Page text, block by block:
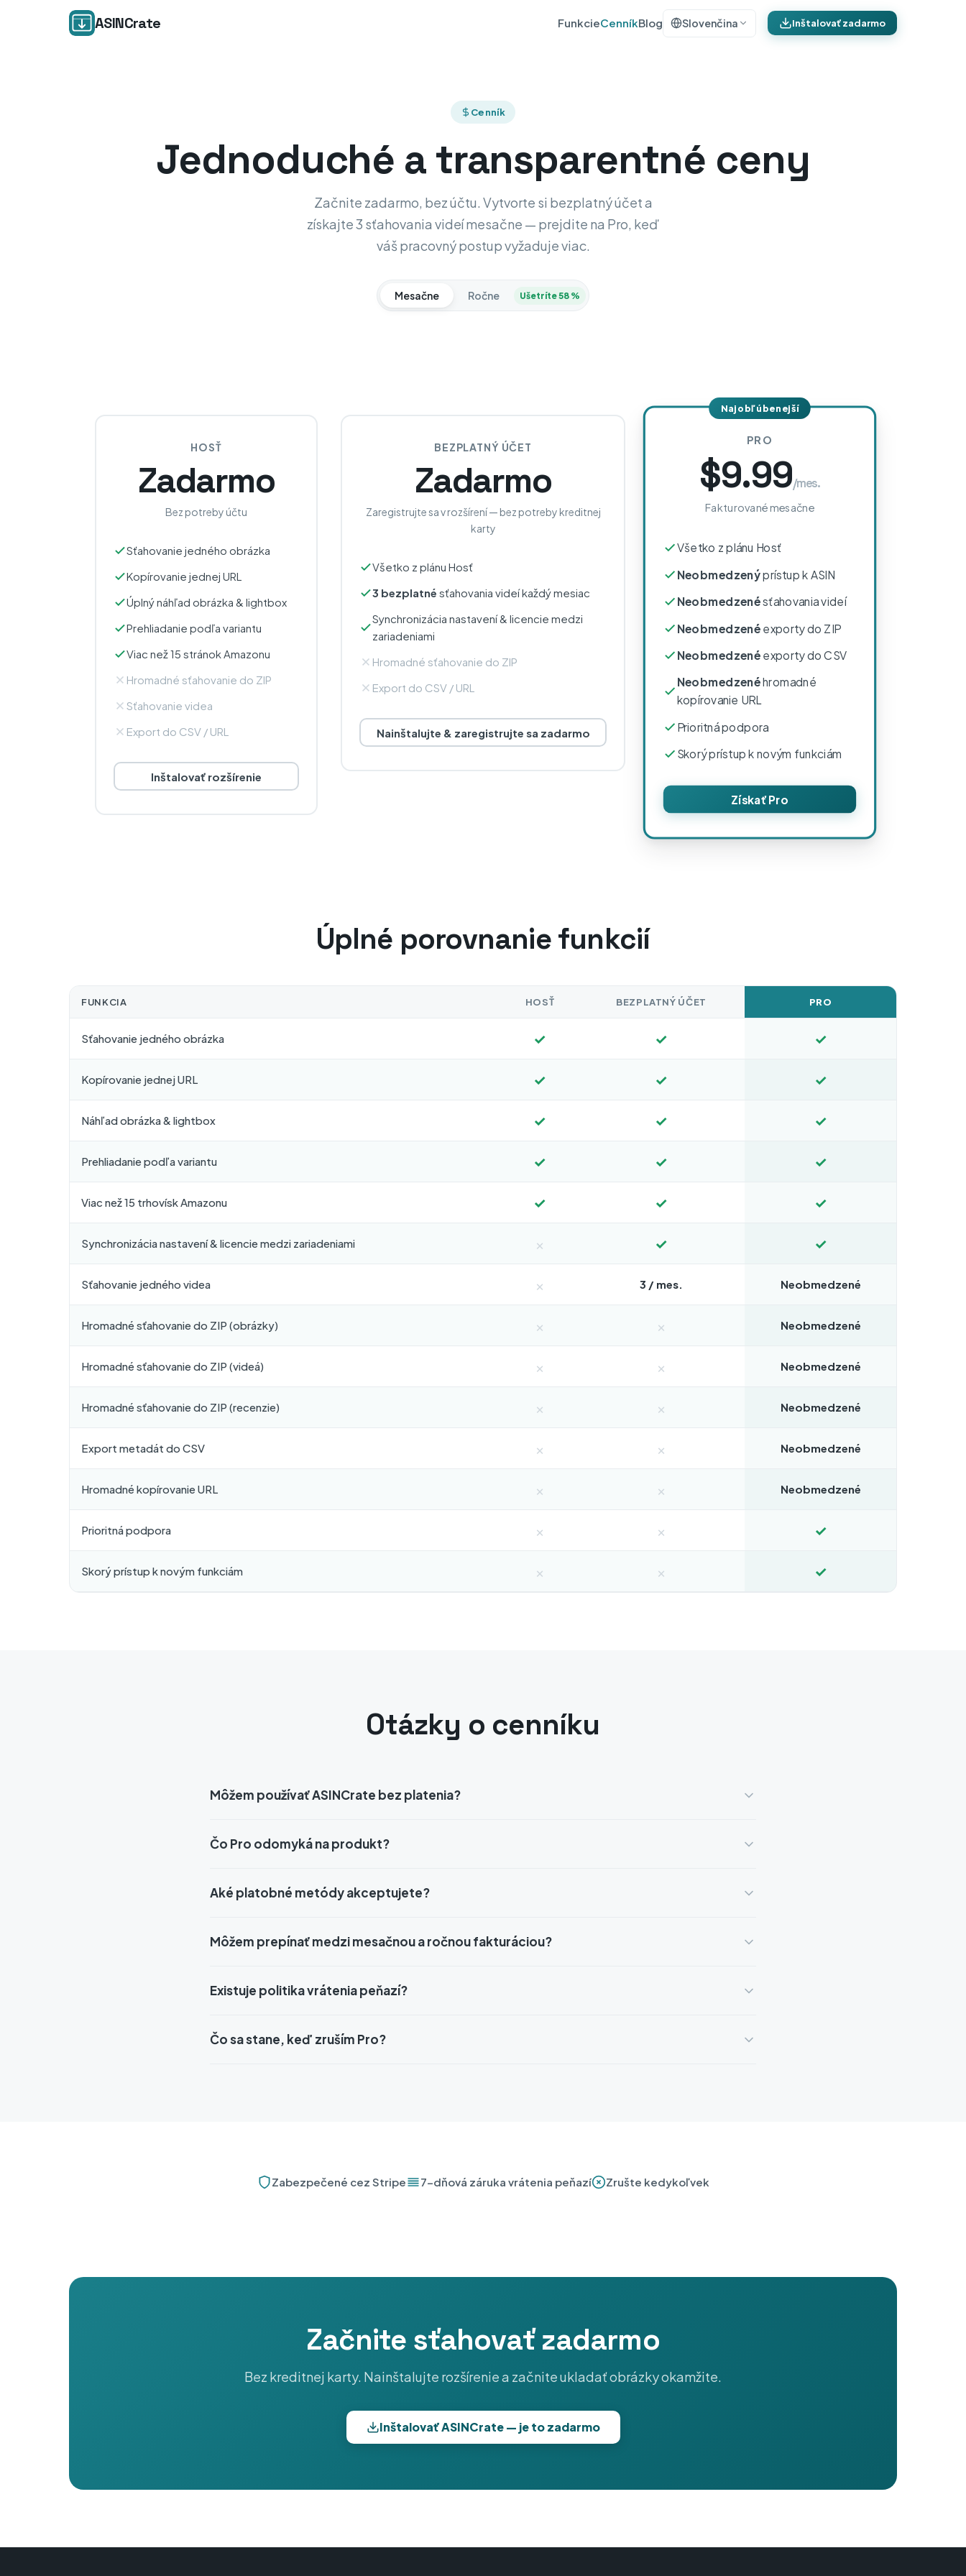
ASINCrate FunkcieCenníkBlog Slovenčina Inštalovať zadarmo
Cenník
Jednoduché a transparentné ceny
Začnite zadarmo, bez účtu. Vytvorte si bezplatný účet a
získajte 3 sťahovania videí mesačne — prejdite na Pro, keď
váš pracovný postup vyžaduje viac.
Mesačne Ročne Ušetríte 58 %
HOSŤ
Zadarmo
Bez potreby účtu
Sťahovanie jedného obrázka
Kopírovanie jednej URL
Úplný náhľad obrázka & lightbox
Prehliadanie podľa variantu
Viac než 15 stránok Amazonu
Hromadné sťahovanie do ZIP
Sťahovanie videa
Export do CSV / URL
Inštalovať rozšírenie
BEZPLATNÝ ÚČET
Zadarmo
Zaregistrujte sa v rozšírení — bez potreby kreditnej
karty
Všetko z plánu Hosť
3 bezplatné sťahovania videí každý mesiac
Synchronizácia nastavení & licencie medzi
zariadeniami
Hromadné sťahovanie do ZIP
Export do CSV / URL
Nainštalujte & zaregistrujte sa zadarmo
Najobľúbenejší
PRO
$9.99/mes.
Fakturované mesačne
Všetko z plánu Hosť
Neobmedzenýprístup k ASIN
Neobmedzenésťahovania videí
Neobmedzené exporty do ZIP
Neobmedzené exporty do CSV
Neobmedzenéhromadné
kopírovanie URL
Prioritná podpora
Skorý prístup k novým funkciám
Získať Pro
Úplné porovnanie funkcií
FUNKCIA HOSŤ BEZPLATNÝ ÚČET PRO
Sťahovanie jedného obrázka ✓ ✓ ✓
Kopírovanie jednej URL ✓ ✓ ✓
Náhľad obrázka & lightbox ✓ ✓ ✓
Prehliadanie podľa variantu ✓ ✓ ✓
Viac než 15 trhovísk Amazonu ✓ ✓ ✓
Synchronizácia nastavení & licencie medzi zariadeniami × ✓ ✓
Sťahovanie jedného videa × 3 / mes. Neobmedzené
Hromadné sťahovanie do ZIP (obrázky) × × Neobmedzené
Hromadné sťahovanie do ZIP (videá) × × Neobmedzené
Hromadné sťahovanie do ZIP (recenzie) × × Neobmedzené
Export metadát do CSV × × Neobmedzené
Hromadné kopírovanie URL × × Neobmedzené
Prioritná podpora × × ✓
Skorý prístup k novým funkciám × × ✓
Otázky o cenníku
Môžem používať ASINCrate bez platenia?
Čo Pro odomyká na produkt?
Aké platobné metódy akceptujete?
Môžem prepínať medzi mesačnou a ročnou fakturáciou?
Existuje politika vrátenia peňazí?
Čo sa stane, keď zruším Pro?
Zabezpečené cez Stripe 7-dňová záruka vrátenia peňazí Zrušte kedykoľvek
Začnite sťahovať zadarmo
Bez kreditnej karty. Nainštalujte rozšírenie a začnite ukladať obrázky okamžite.
Inštalovať ASINCrate — je to zadarmo